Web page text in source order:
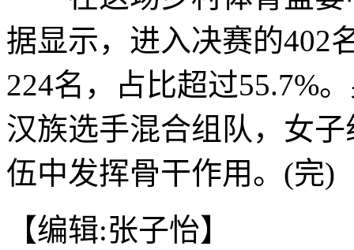
据显示，进入决赛的402
224名，占比超过55.7%
汉族选手混合组队，女
伍中发挥骨干作用。(完)
【编辑:张子怡】